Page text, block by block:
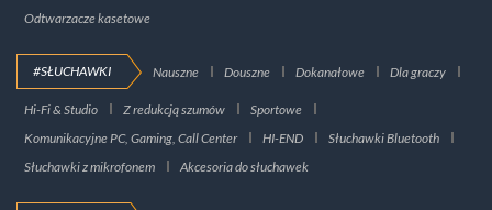
Odtwarzacze kasetowe
#SŁUCHAWKI Nauszne Douszne Dokanałowe Dla graczy
Hi-Fi & Studio Z redukcją szumów
Sportowe
Komunikacyjne PC, Gaming, Call Center
HI-END
Słuchawki Bluetooth
Słuchawki z mikrofonem
Akcesoria do słuchawek